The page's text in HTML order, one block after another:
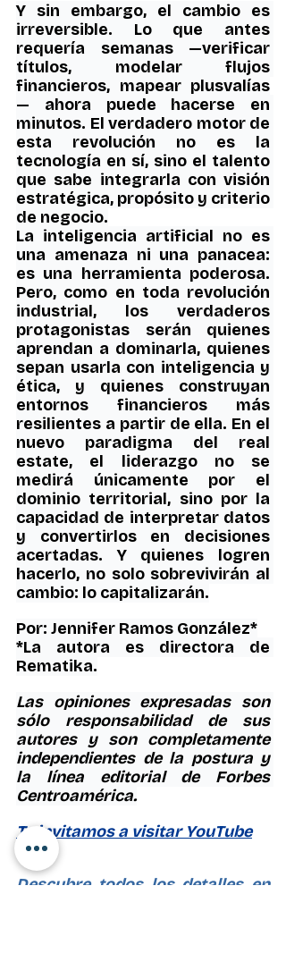
Y sin embargo, el cambio es
irreversible. Lo que antes
requería semanas —verificar
títulos, modelar flujos
financieros, mapear plusvalías
— ahora puede hacerse en
minutos. El verdadero motor de
esta revolución no es la
tecnología en sí, sino el talento
que sabe integrarla con visión
estratégica, propósito y criterio
de negocio.
La inteligencia artificial no es
una amenaza ni una panacea:
es una herramienta poderosa.
Pero, como en toda revolución
industrial, los verdaderos
protagonistas serán quienes
aprendan a dominarla, quienes
sepan usarla con inteligencia y
ética, y quienes construyan
entornos financieros más
resilientes a partir de ella. En el
nuevo paradigma del real
estate, el liderazgo no se
medirá únicamente por el
dominio territorial, sino por la
capacidad de interpretar datos
y convertirlos en decisiones
acertadas. Y quienes logren
hacerlo, no solo sobrevivirán al
cambio: lo capitalizarán.
Por: Jennifer Ramos González*
*La autora es directora de
Rematika.
Las opiniones expresadas son
sólo responsabilidad de sus
autores y son completamente
independientes de la postura y
la línea editorial de Forbes
Centroamérica.
Te invitamos a visitar YouTube
Descubre todos los detalles en